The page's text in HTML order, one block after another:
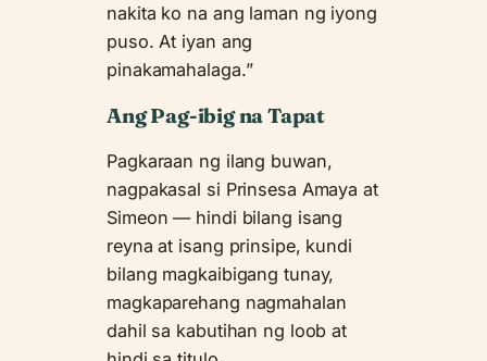
nakita ko na ang laman ng iyong
puso. At iyan ang
pinakamahalaga.”
Ang Pag-ibig na Tapat
Pagkaraan ng ilang buwan,
nagpakasal si Prinsesa Amaya at
Simeon — hindi bilang isang
reyna at isang prinsipe, kundi
bilang magkaibigang tunay,
magkaparehang nagmahalan
dahil sa kabutihan ng loob at